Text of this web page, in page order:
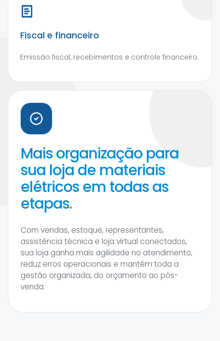
Fiscal e financeiro
Emissão fiscal, recebimentos e controle financeiro.
Mais organização para
sua loja de materiais
elétricos em todas as
etapas.
Com vendas, estoque, representantes,
assistência técnica e loja virtual conectados,
sua loja ganha mais agilidade no atendimento,
reduz erros operacionais e mantém toda a
gestão organizada, do orçamento ao pós-
venda.